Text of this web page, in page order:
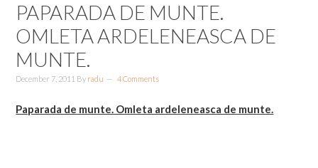
PAPARADA DE MUNTE.
OMLETA ARDELENEASCA DE
MUNTE.
December 7, 2011 By radu 4 Comments
Paparada de munte. Omleta ardeleneasca de munte.